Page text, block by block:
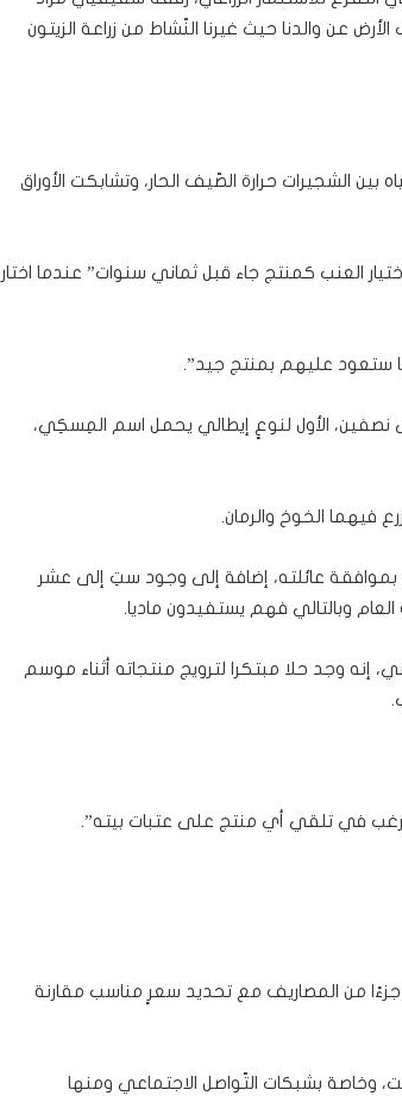
عن والدنا حيث غيرنا النّشاط من زراعة الزيتون
الشجيرات حرارة الصّيف الحار، وتشابكت الأوراق
العنب كمنتج جاء قبل ثماني سنوات” عندما اختار
ستعود عليهم بمنتج جيد”.
الأول لنوعٍ إيطالي يحمل اسم المِسكِي،
فيهما الخوخ والرمان.
بموافقة عائلته، إضافة إلى وجود ستِ إلى عشر
العام وبالتالي فهم يستفيدون ماديا.
وجد حلا مبتكرا لترويج منتجاته أثناء موسم
في تلقي أي منتج على عتبات بيته”.
من المصاريف مع تحديد سعرٍ مناسب مقارنة
وخاصة بشبكات التّواصل الاجتماعي ومنها